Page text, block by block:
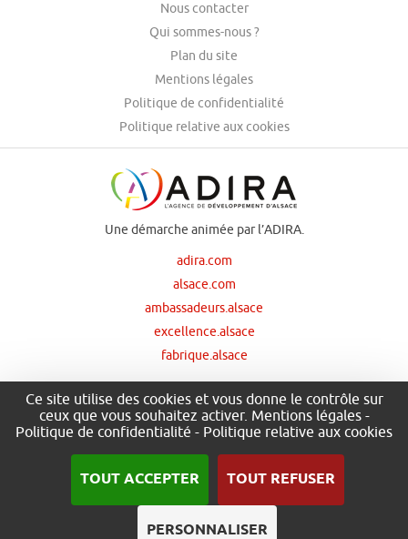
Nous contacter
Qui sommes-nous ?
Plan du site
Mentions légales
Politique de confidentialité
Politique relative aux cookies
Une démarche animée par l’ADIRA.
adira.com
alsace.com
ambassadeurs.alsace
excellence.alsace
fabrique.alsace
Nos principaux financeurs
Ce site utilise des cookies et vous donne le contrôle sur
ceux que vous souhaitez activer. Mentions légales-
Politique de confidentialité - Politique relative aux cookies
TOUT ACCEPTER TOUT REFUSER
PERSONNALISER